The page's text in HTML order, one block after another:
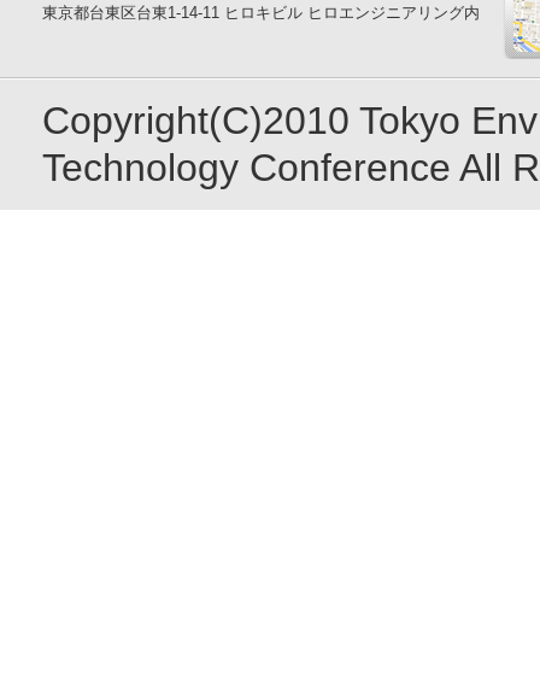
東京都台東区台東1-14-11 ヒロキビル ヒロエンジニアリング内
Copyright(C)2010 Tokyo
Technology Conference All